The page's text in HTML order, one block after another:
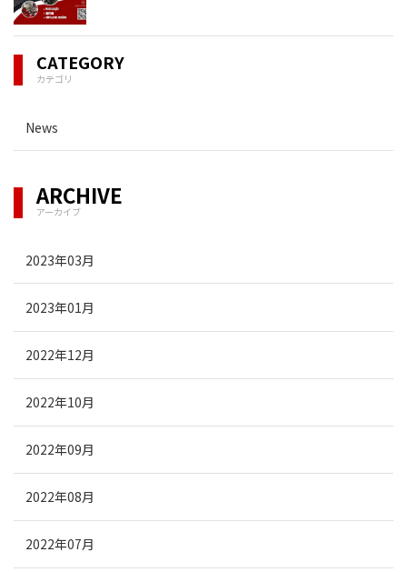
CATEGORY
カテゴリ
News
ARCHIVE
アーカイブ
2023年03月
2023年01月
2022年12月
2022年10月
2022年09月
2022年08月
2022年07月